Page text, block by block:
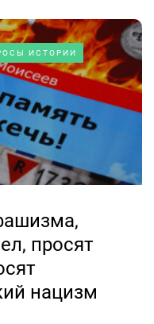
ИСТОРИИ
просят
нацизм